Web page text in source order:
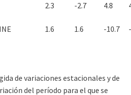
2.3 -2.7 4.8
INE 1.6 1.6 -10.7
de variaciones estacionales y de
del período para el que se